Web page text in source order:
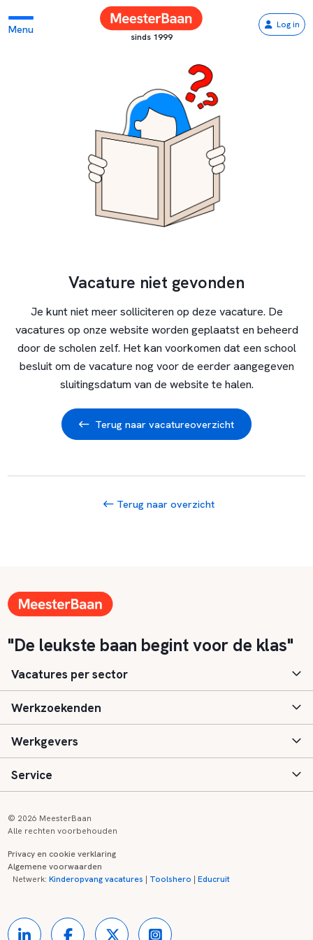
Menu
sinds 1999
Log in
Vacature niet gevonden
Je kunt niet meer solliciteren op deze vacature. De
vacatures op onze website worden geplaatst en beheerd
door de scholen zelf. Het kan voorkomen dat een school
besluit om de vacature nog voor de eerder aangegeven
sluitingsdatum van de website te halen.
Terug naar vacatureoverzicht
Terug naar overzicht
"De leukste baan begint voor de klas"
Vacatures per sector
Basisonderwijs
Speciaal (basis) onderwijs
Voortgezet onderwijs
Kinderopvang
Werkzoekenden
Aanmelden
Vacatures
Zij-instroom informatie
Werkgevers
Inloggen
Registreren
Service
Onderwijs links
© 2026 MeesterBaan
Alle rechten voorbehouden
Privacy en cookie verklaring
Algemene voorwaarden
Netwerk:Kinderopvang vacatures | Toolshero |Educruit